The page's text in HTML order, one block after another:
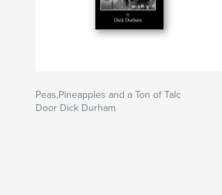
Peas,Pineapples and a Ton of Talc
Door Dick Durham